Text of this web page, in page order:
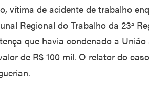
vítima de acidente de trabalho
Regional do Trabalho da 23ª
que havia condenado a
de R$ 100 mil. O relator do